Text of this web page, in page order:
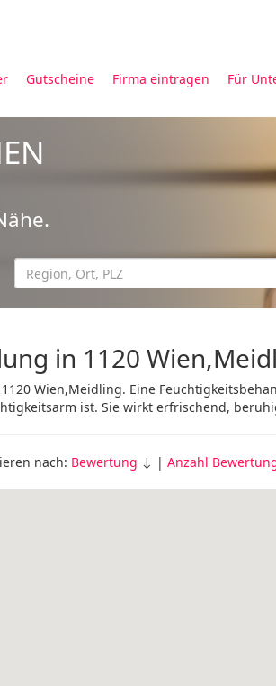
Gutscheine Firma eintragen Für
in 1120
Wien,Meidling. Eine
ist. Sie wirkt erfrischend,
nach: Bewertung ↓ | Anzahl